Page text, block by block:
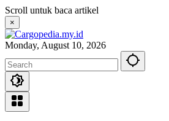
Skip
to
content
Scroll untuk baca artikel
×
Monday, August 10, 2026